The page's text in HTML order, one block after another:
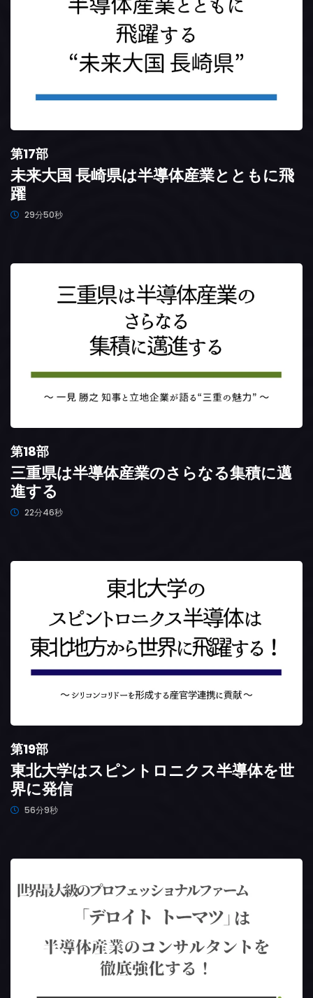
第17部
未来大国 長崎県は半導体産業とともに飛
躍
29分50秒
第18部
三重県は半導体産業のさらなる集積に邁
進する
22分46秒
第19部
東北大学はスピントロニクス半導体を世
界に発信
56分9秒